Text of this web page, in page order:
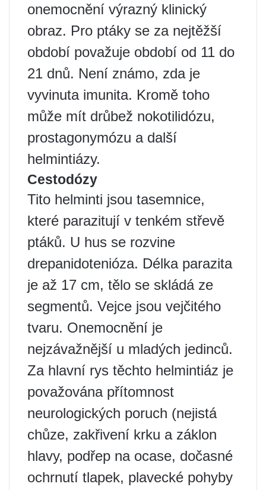
onemocnění výrazný klinický
obraz. Pro ptáky se za nejtěžší
období považuje období od 11 do
21 dnů. Není známo, zda je
vyvinuta imunita. Kromě toho
může mít drůbež nokotilidózu,
prostagonymózu a další
helmintiázy.
Cestodózy
Tito helminti jsou tasemnice,
které parazitují v tenkém střevě
ptáků. U hus se rozvine
drepanidotenióza. Délka parazita
je až 17 cm, tělo se skládá ze
segmentů. Vejce jsou vejčitého
tvaru. Onemocnění je
nejzávažnější u mladých jedinců.
Za hlavní rys těchto helmintiáz je
považována přítomnost
neurologických poruch (nejistá
chůze, zakřivení krku a záklon
hlavy, podřep na ocase, dočasné
ochrnutí tlapek, plavecké pohyby